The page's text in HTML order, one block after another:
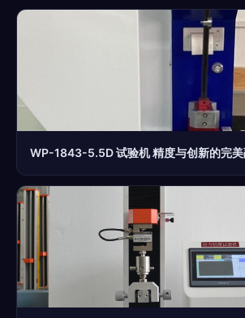
WP-1843-5.5D 试验机 精度与创新的完